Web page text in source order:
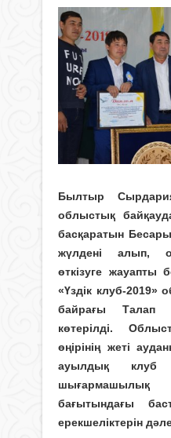
Былтыр
облыстық
басқаратын
жүлдені алып,
өткізуге жауапты
«Үздік клуб-2019»
байрағы Талап
көтерілді.
өңірінің жеті
ауылдық клуб
бағытындағы
ерекшеліктерін